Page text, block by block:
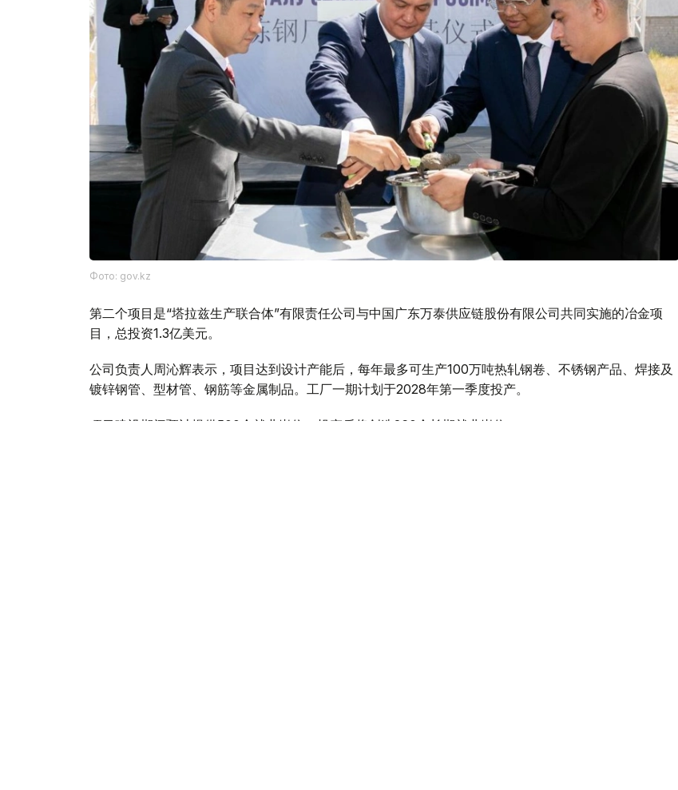
Фото: gov.kz
第二个项目是“塔拉兹生产联合体”有限责任公司与中国广东万泰供应链股份有限公司共同实施的冶金项
目，总投资1.3亿美元。
公司负责人周沁辉表示，项目达到设计产能后，每年最多可生产100万吨热轧钢卷、不锈钢产品、焊接及
镀锌钢管、型材管、钢筋等金属制品。工厂一期计划于2028年第一季度投产。
项目建设期间预计提供500个就业岗位，投产后将创造260个长期就业岗位。